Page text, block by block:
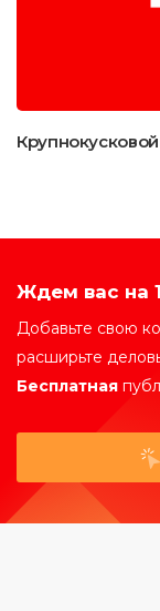
Ждем вас на
Добавьте свою
расширьте
Бесплатная